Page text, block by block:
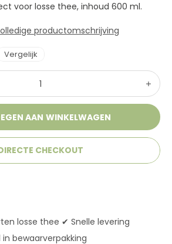
voor losse thee, inhoud 600 ml.
productomschrijving
Vergelijk
AAN WINKELWAGEN
CHECKOUT
losse thee ✔︎ Snelle levering
bewaarverpakking